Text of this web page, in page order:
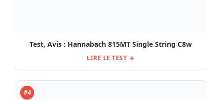
Test, Avis : Hannabach 815MT Single String C8w
LIRE LE TEST →
#4